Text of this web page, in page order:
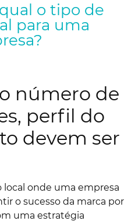
o tipo de
para uma
número de
perfil do
devem ser
onde uma empresa
o sucesso da marca por
uma estratégia